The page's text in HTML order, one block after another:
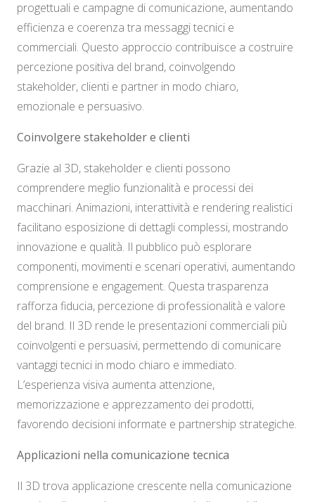
progettuali e campagne di comunicazione, aumentando
efficienza e coerenza tra messaggi tecnici e
commerciali. Questo approccio contribuisce a costruire
percezione positiva del brand, coinvolgendo
stakeholder, clienti e partner in modo chiaro,
emozionale e persuasivo.
Coinvolgere stakeholder e clienti
Grazie al 3D, stakeholder e clienti possono
comprendere meglio funzionalità e processi dei
macchinari. Animazioni, interattività e rendering realistici
facilitano esposizione di dettagli complessi, mostrando
innovazione e qualità. Il pubblico può esplorare
componenti, movimenti e scenari operativi, aumentando
comprensione e engagement. Questa trasparenza
rafforza fiducia, percezione di professionalità e valore
del brand. Il 3D rende le presentazioni commerciali più
coinvolgenti e persuasivi, permettendo di comunicare
vantaggi tecnici in modo chiaro e immediato.
L’esperienza visiva aumenta attenzione,
memorizzazione e apprezzamento dei prodotti,
favorendo decisioni informate e partnership strategiche.
Applicazioni nella comunicazione tecnica
Il 3D trova applicazione crescente nella comunicazione